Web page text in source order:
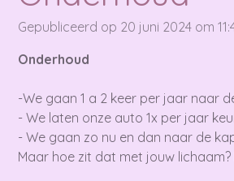
Gepubliceerd op 20 juni 2024 om
Onderhoud
-We gaan 1 a 2 keer per jaar naar
- We laten onze auto 1x per jaar
- We gaan zo nu en dan naar de
Maar hoe zit dat met jouw